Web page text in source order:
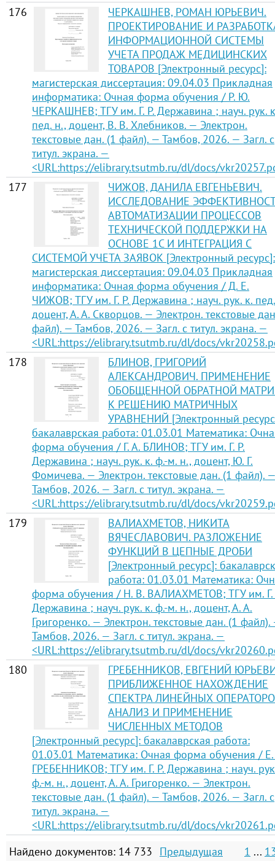
176
ЧЕРКАШНЕВ, РОМАН ЮРЬЕВИЧ.
ПРОЕКТИРОВАНИЕ И
ИНФОРМАЦИОННОЙ СИСТЕМЫ
УЧЕТА ПРОДАЖ МЕДИЦИНСКИХ
ТОВАРОВ [Электронный ресурс]:
магистерская диссертация: 09.04.03 Прикладная
информатика: Очная форма обучения / Р. Ю.
ЧЕРКАШНЕВ; ТГУ им. Г. Р. Державина ; науч. рук.
пед. н., доцент, В. В. Хлебников. — Электрон.
текстовые дан. (1 файл). — Тамбов, 2026. — Загл. с
титул. экрана. —
<URL:https://elibrary.tsutmb.ru/dl/docs/
177
ЧИЖОВ, ДАНИЛА ЕВГЕНЬЕВИЧ.
ИССЛЕДОВАНИЕ
АВТОМАТИЗАЦИИ ПРОЦЕССОВ
ТЕХНИЧЕСКОЙ ПОДДЕРЖКИ НА
ОСНОВЕ 1С И ИНТЕГРАЦИЯ С
СИСТЕМОЙ УЧЕТА ЗАЯВОК [Электронный ресурс]:
магистерская диссертация: 09.04.03 Прикладная
информатика: Очная форма обучения / Д. Е.
ЧИЖОВ; ТГУ им. Г. Р. Державина ; науч. рук. к.
доцент, А. А. Скворцов. — Электрон. текстовые
файл). — Тамбов, 2026. — Загл. с титул. экрана. —
<URL:https://elibrary.tsutmb.ru/dl/docs/
178
БЛИНОВ, ГРИГОРИЙ
АЛЕКСАНДРОВИЧ. ПРИМЕНЕНИЕ
ОБОБЩЕННОЙ ОБРАТНОЙ
К РЕШЕНИЮ МАТРИЧНЫХ
УРАВНЕНИЙ [Электронный
бакалаврская работа: 01.03.01 Математика:
форма обучения / Г. А. БЛИНОВ; ТГУ им. Г. Р.
Державина ; науч. рук. к. ф.-м. н., доцент, Ю. Г.
Фомичева. — Электрон. текстовые дан. (1 файл).
Тамбов, 2026. — Загл. с титул. экрана. —
<URL:https://elibrary.tsutmb.ru/dl/docs/
179
ВАЛИАХМЕТОВ, НИКИТА
ВЯЧЕСЛАВОВИЧ. РАЗЛОЖЕНИЕ
ФУНКЦИЙ В ЦЕПНЫЕ ДРОБИ
[Электронный ресурс]:
работа: 01.03.01 Математика:
форма обучения / Н. В. ВАЛИАХМЕТОВ; ТГУ им. Г.
Державина ; науч. рук. к. ф.-м. н., доцент, А. А.
Григоренко. — Электрон. текстовые дан. (1
Тамбов, 2026. — Загл. с титул. экрана. —
<URL:https://elibrary.tsutmb.ru/dl/docs/
180
ГРЕБЕННИКОВ, ЕВГЕНИЙ
ПРИБЛИЖЕННОЕ НАХОЖДЕНИЕ
СПЕКТРА ЛИНЕЙНЫХ
АНАЛИЗ И ПРИМЕНЕНИЕ
ЧИСЛЕННЫХ МЕТОДОВ
[Электронный ресурс]: бакалаврская работа:
01.03.01 Математика: Очная форма обучения /
ГРЕБЕННИКОВ; ТГУ им. Г. Р. Державина ; науч.
ф.-м. н., доцент, А. А. Григоренко. — Электрон.
текстовые дан. (1 файл). — Тамбов, 2026. — Загл. с
титул. экрана. —
<URL:https://elibrary.tsutmb.ru/dl/docs/
Найдено документов: 14 733
Предыдущая 1 ...